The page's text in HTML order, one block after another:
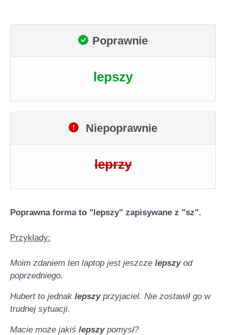
Poprawnie
lepszy
Niepoprawnie
leprzy
Poprawna forma to "lepszy" zapisywane z "sz".
Przykłady:
Moim zdaniem ten laptop jest jeszcze lepszy od
poprzedniego.
Hubert to jednak lepszy przyjaciel. Nie zostawił go w
trudnej sytuacji.
Macie może jakiś lepszy pomysł?